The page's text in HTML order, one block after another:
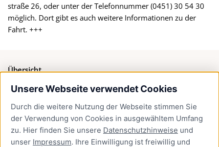
Unsere Webseite verwendet Cookies
Durch die weitere Nutzung der Webseite stimmen Sie
der Verwendung von Cookies in ausgewähltem Umfang
zu. Hier finden Sie unsere Datenschutzhinweise und
unser Impressum. Ihre Einwilligung ist freiwillig und
straße 26, oder unter der Telefonnummer (0451) 30 54 30
möglich. Dort gibt es auch weitere Informationen zu der
Fahrt. +++
Übersicht
Bürgerservice
Presse
Newsletter Lübeck:kompakt
Kontakt